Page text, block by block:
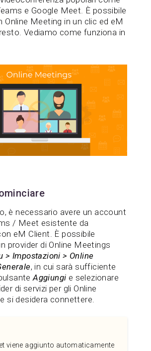
e Google Meet. È possibile
Online Meeting in un clic ed eM
Vediamo come funziona in
è necessario avere un account
/ Meet esistente da
eM Client. È possibile
provider di Online Meetings
> Impostazioni > Online
, in cui sarà sufficiente
Aggiungi e selezionare
di servizi per gli Online
si desidera connettere.
viene aggiunto automaticamente